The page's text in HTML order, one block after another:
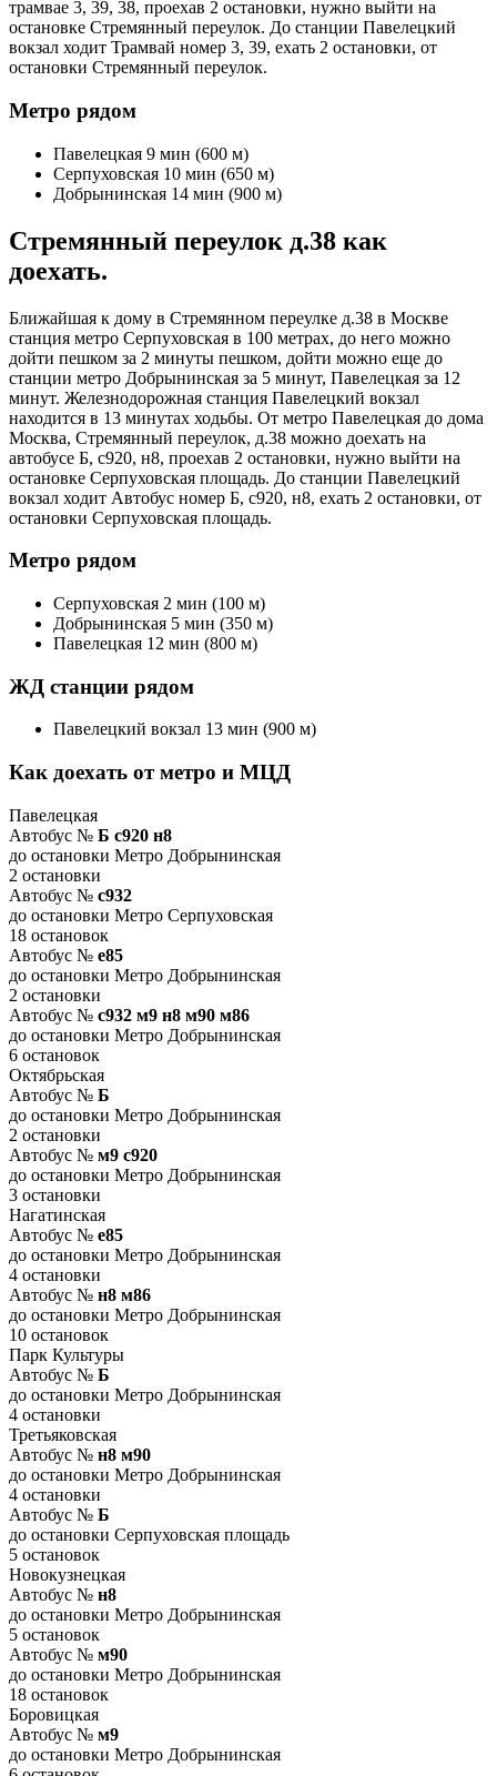
трамвае 3, 39, 38, проехав 2 остановки, нужно выйти на
остановке Стремянный переулок. До станции Павелецкий
вокзал ходит Трамвай номер 3, 39, ехать 2 остановки, от
остановки Стремянный переулок.
Метро рядом
Павелецкая 9 мин (600 м)
Серпуховская 10 мин (650 м)
Добрынинская 14 мин (900 м)
Стремянный переулок д.38 как
доехать.
Ближайшая к дому в Стремянном переулке д.38 в Москве
станция метро Серпуховская в 100 метрах, до него можно
дойти пешком за 2 минуты пешком, дойти можно еще до
станции метро Добрынинская за 5 минут, Павелецкая за 12
минут. Железнодорожная станция Павелецкий вокзал
находится в 13 минутах ходьбы. От метро Павелецкая до дома
Москва, Стремянный переулок, д.38 можно доехать на
автобусе Б, с920, н8, проехав 2 остановки, нужно выйти на
остановке Серпуховская площадь. До станции Павелецкий
вокзал ходит Автобус номер Б, с920, н8, ехать 2 остановки, от
остановки Серпуховская площадь.
Метро рядом
Серпуховская 2 мин (100 м)
Добрынинская 5 мин (350 м)
Павелецкая 12 мин (800 м)
ЖД станции рядом
Павелецкий вокзал 13 мин (900 м)
Как доехать от метро и МЦД
Павелецкая
Автобус № Б с920 н8
до остановки Метро Добрынинская
2 остановки
Автобус № с932
до остановки Метро Серпуховская
18 остановок
Автобус № е85
до остановки Метро Добрынинская
2 остановки
Автобус № с932 м9 н8 м90 м86
до остановки Метро Добрынинская
6 остановок
Октябрьская
Автобус № Б
до остановки Метро Добрынинская
2 остановки
Автобус № м9 с920
до остановки Метро Добрынинская
3 остановки
Нагатинская
Автобус № е85
до остановки Метро Добрынинская
4 остановки
Автобус № н8 м86
до остановки Метро Добрынинская
10 остановок
Парк Культуры
Автобус № Б
до остановки Метро Добрынинская
4 остановки
Третьяковская
Автобус № н8 м90
до остановки Метро Добрынинская
4 остановки
Автобус № Б
до остановки Серпуховская площадь
5 остановок
Новокузнецкая
Автобус № н8
до остановки Метро Добрынинская
5 остановок
Автобус № м90
до остановки Метро Добрынинская
18 остановок
Боровицкая
Автобус № м9
до остановки Метро Добрынинская